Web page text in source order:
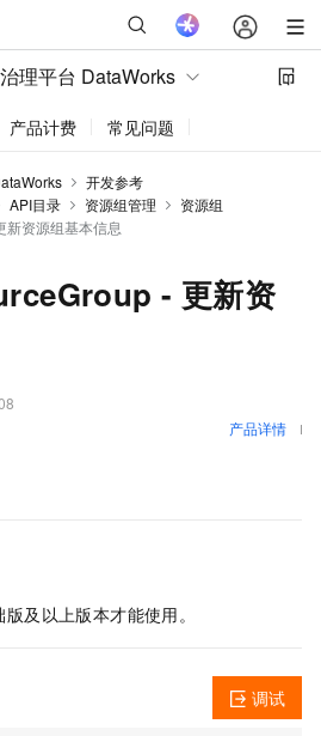
理平台 DataWorks
产品计费 常见问题
开发参考
API目录 资源组管理
资源组
资源组基本信息
- 更新资
产品详情
及以上版本才能使用。
调试